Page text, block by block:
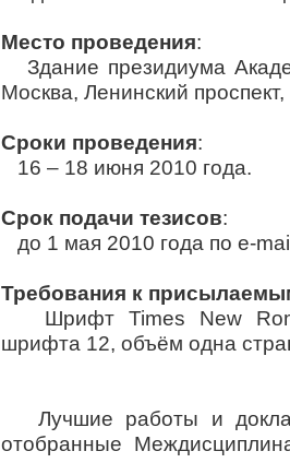
Место проведения:
Здание президиума
Москва, Ленинский
Сроки проведения:
16 – 18 июня 2010 года.
Срок подачи тезисов:
до 1 мая 2010 года по e-
Требования к
Шрифт Times New
шрифта 12, объём одна
Лучшие работы и
отобранные